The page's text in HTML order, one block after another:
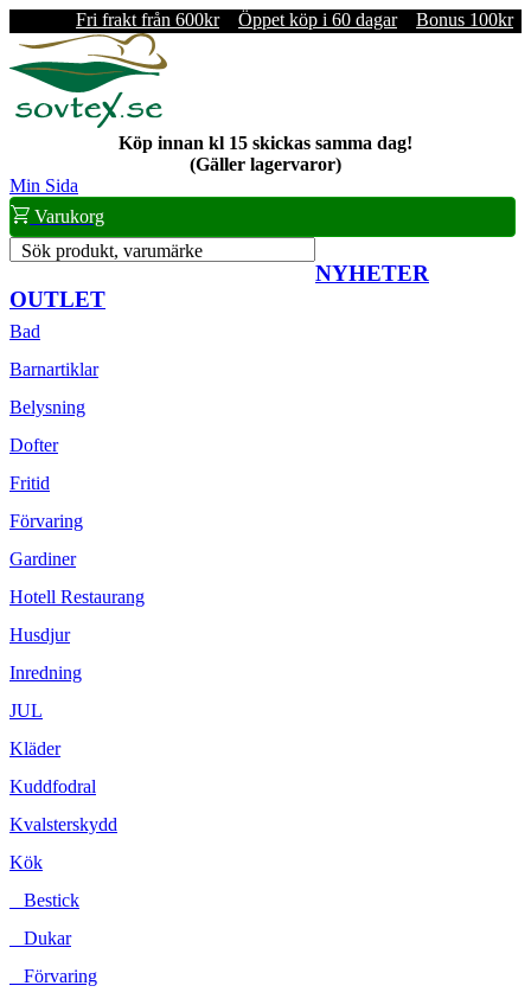
Fri frakt från 600kr Öppet köp i 60 dagar Bonus 100kr
Köp innan kl 15 skickas samma dag!
(Gäller lagervaror)
Min Sida
Varukorg
Sök produkt, varumärke
NYHETER
OUTLET
Bad
Barnartiklar
Belysning
Dofter
Fritid
Förvaring
Gardiner
Hotell Restaurang
Husdjur
Inredning
JUL
Kläder
Kuddfodral
Kvalsterskydd
Kök
Bestick
Dukar
Förvaring